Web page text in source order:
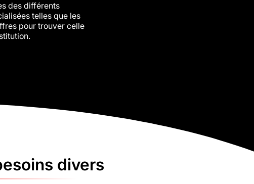
des différents
telles que les
pour trouver celle
divers